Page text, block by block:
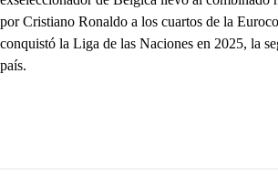
por Cristiano Ronaldo a los cuartos de la
conquistó la Liga de las Naciones en 2025, la
país.